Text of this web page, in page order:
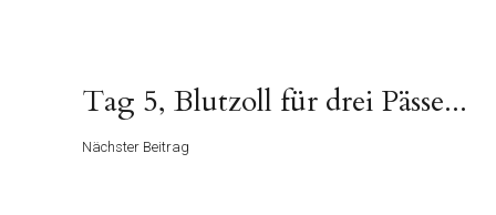
Beitragsnavigation
Nächster
Beitrag
Tag 5, Blutzoll für drei Pässe...
Nächster Beitrag